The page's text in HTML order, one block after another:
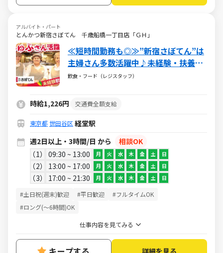
アルバイト・パート
とんかつ新宿さぼてん 千歳船橋一丁目店「ＧＨ」
≪短時間勤務も◎≫”新宿さぼてん”は
主婦さん多数活躍中♪未経験・扶養内
も歓迎☆ 【お弁当・お惣菜の販売＆調
バッチリ◎
飲食・フード（レジスタッフ）
時給1,226円 交通費全額支給
東京都 世田谷区 経堂駅
週2日以上・3時間/日 から
相談OK
1
09:30 ~ 13:00 月 火 水 木 金 土 日
2 13:00 ~ 17:00 月 火 水 木 金 土 日
3 17:00 ~ 21:30 月 火 水 木 金 土 日
#土日祝(週末)歓迎 #平日歓迎
#フルタイムOK
#ロング(～6時間)OK
仕事内容を見てみる
詳細を見る